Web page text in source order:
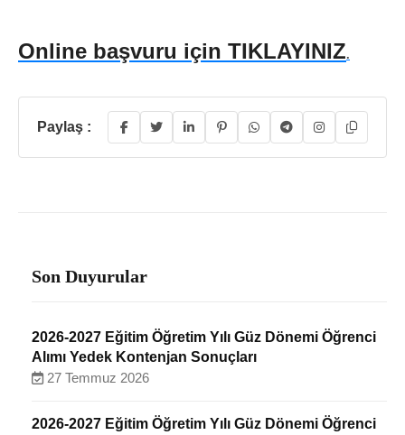
Online başvuru için TIKLAYINIZ.
Paylaş :
Son Duyurular
2026-2027 Eğitim Öğretim Yılı Güz Dönemi Öğrenci
Alımı Yedek Kontenjan Sonuçları
27 Temmuz 2026
2026-2027 Eğitim Öğretim Yılı Güz Dönemi Öğrenci